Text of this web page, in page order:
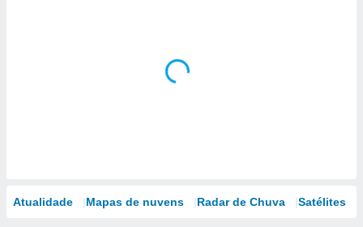
Atualidade Mapas de nuvens Radar de Chuva Satélites